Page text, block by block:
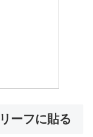
ーフに貼る